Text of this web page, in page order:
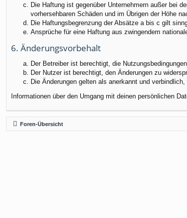
Die Haftung ist gegenüber Unternehmern außer bei
vorhersehbaren Schäden und im Übrigen der Höhe
Die Haftungsbegrenzung der Absätze a bis c gilt
Ansprüche für eine Haftung aus zwingendem
6. Änderungsvorbehalt
Der Betreiber ist berechtigt, die
Der Nutzer ist berechtigt, den Änderungen zu
Die Änderungen gelten als anerkannt und
Informationen über den Umgang mit deinen persönlichen
Foren-Übersicht